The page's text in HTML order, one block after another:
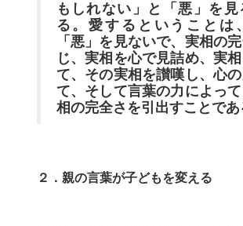
もしれない」と「悪」を見
る。愛するということは
「悪」を見ないで、実相の
じ、実相を心で見詰め、実
て、その実相を讃嘆し、心
て、そして言葉の力によっ
相の完全さを引出すことであ
２．親の言葉が子どもを変える